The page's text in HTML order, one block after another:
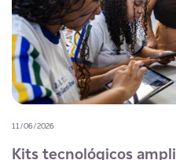
11/06/2026
Kits tecnológicos